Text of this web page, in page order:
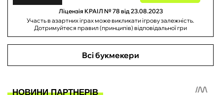
Ліцензія КРАІЛ № 78 від 23.08.2023
Участь в азартних іграх може викликати ігрову залежність.
Дотримуйтеся правил (принципів) відповідальної гри
Всі букмекери